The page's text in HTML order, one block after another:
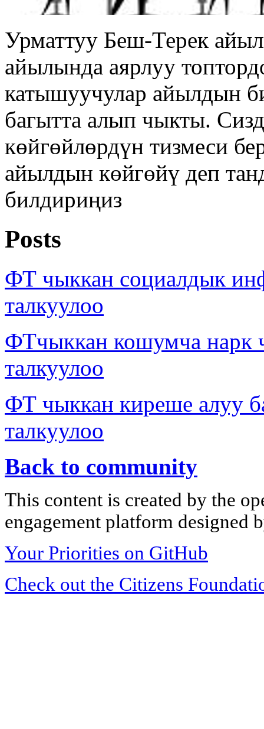
Урматтуу Беш-Терек
айылында аярлуу
катышуучулар айылдын
багытта алып чыкты.
көйгөйлөрдүн тизмеси
айылдын көйгөйү деп
билдириңиз
Posts
ФТ чыккан социалдык
талкуулоо
ФТчыккан кошумча нарк
талкуулоо
ФТ чыккан киреше алуу
талкуулоо
Back to community
This content is created by the
engagement platform designed
Your Priorities on GitHub
Check out the Citizens